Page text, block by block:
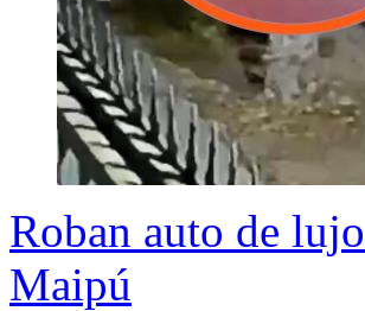
Roban auto de
Maipú